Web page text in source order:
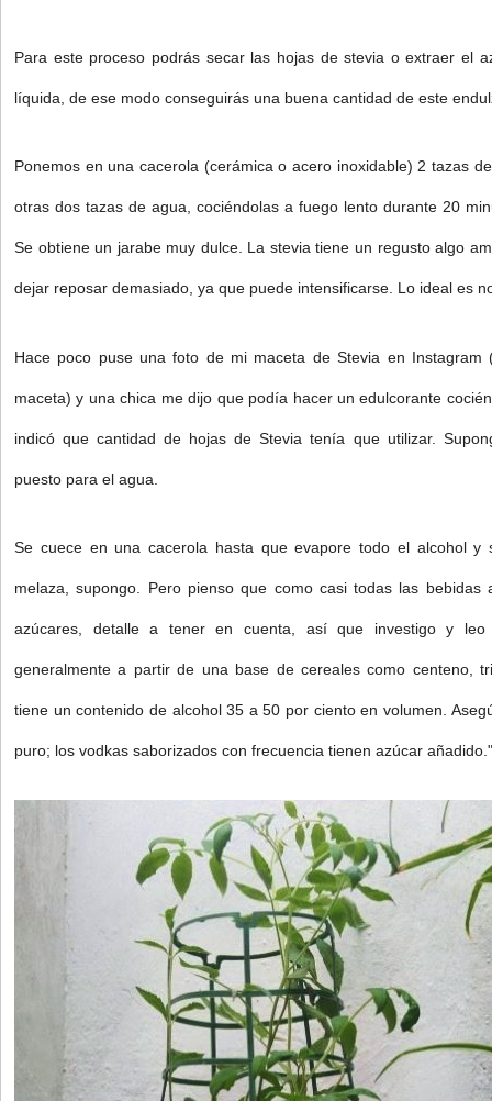
Para este proceso podrás secar las hojas de stevia o extraer el
líquida, de ese modo conseguirás una buena cantidad de este
Ponemos en una cacerola (cerámica o acero inoxidable) 2 tazas
otras dos tazas de agua, cociéndolas a fuego lento durante 20
Se obtiene un jarabe muy dulce. La stevia tiene un regusto algo
dejar reposar demasiado, ya que puede intensificarse. Lo ideal es
Hace poco puse una foto de mi maceta de Stevia en
maceta) y una chica me dijo que podía hacer un edulcorante
indicó que cantidad de hojas de Stevia tenía que utilizar.
puesto para el agua.
Se cuece en una cacerola hasta que evapore todo el alcohol y
melaza, supongo. Pero pienso que como casi todas las bebidas
azúcares, detalle a tener en cuenta, así que investigo y
generalmente a partir de una base de cereales como centeno,
tiene un contenido de alcohol 35 a 50 por ciento en volumen.
puro; los vodkas saborizados con frecuencia tienen azúcar añadido."